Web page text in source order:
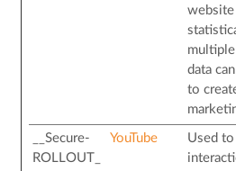
data
to
__Secure-
ROLLOUT_
YouTube
Used to